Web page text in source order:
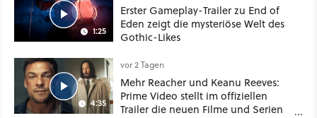
1:25
Erster Gameplay-Trailer zu End of
Eden zeigt die mysteriöse Welt des
Gothic-Likes
4:35
vor 2 Tagen
Mehr Reacher und Keanu Reeves:
Prime Video stellt im offiziellen
Trailer die neuen Filme und Serien